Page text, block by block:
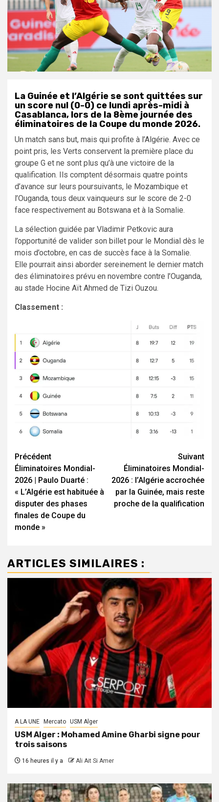
La Guinée et l’Algérie se sont quittées sur
un score nul (0-0) ce lundi après-midi à
Casablanca, lors de la 8ème journée des
éliminatoires de la Coupe du monde 2026.
Un match sans but, mais qui profite à l’Algérie. Avec ce
point pris, les Verts conservent la première place du
groupe G et ne sont plus qu’à une victoire de la
qualification. Ils comptent désormais quatre points
d’avance sur leurs poursuivants, le Mozambique et
l’Ouganda, tous deux vainqueurs sur le score de 2-0
face respectivement au Botswana et à la Somalie.
La sélection guidée par Vladimir Petkovic aura
l’opportunité de valider son billet pour le Mondial dès le
mois d’octobre, en cas de succès face à la Somalie.
Elle pourrait ainsi aborder sereinement le dernier match
des éliminatoires prévu en novembre contre l’Ouganda,
au stade Hocine Aït Ahmed de Tizi Ouzou.
Classement :
Navigation
d’article
Précédent
Éliminatoires Mondial-
2026 | Paulo Duarté :
« L’Algérie est habituée à
disputer des phases
finales de Coupe du
monde »
Suivant
Éliminatoires Mondial-
2026 : l’Algérie accrochée
par la Guinée, mais reste
proche de la qualification
ARTICLES SIMILAIRES :
A LA UNE Mercato USM Alger
USM Alger : Mohamed Amine Gharbi signe pour
trois saisons
16 heures il y a Ali Ait Si Amer